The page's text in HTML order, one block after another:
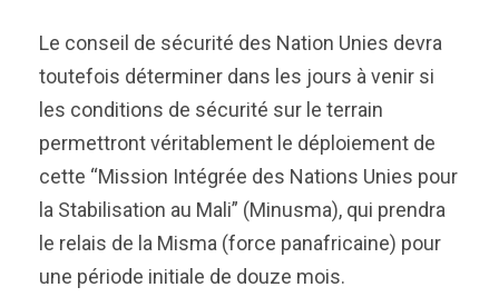
Le conseil de sécurité des Nation Unies devra
toutefois déterminer dans les jours à venir si
les conditions de sécurité sur le terrain
permettront véritablement le déploiement de
cette “Mission Intégrée des Nations Unies pour
la Stabilisation au Mali” (Minusma), qui prendra
le relais de la Misma (force panafricaine) pour
une période initiale de douze mois.